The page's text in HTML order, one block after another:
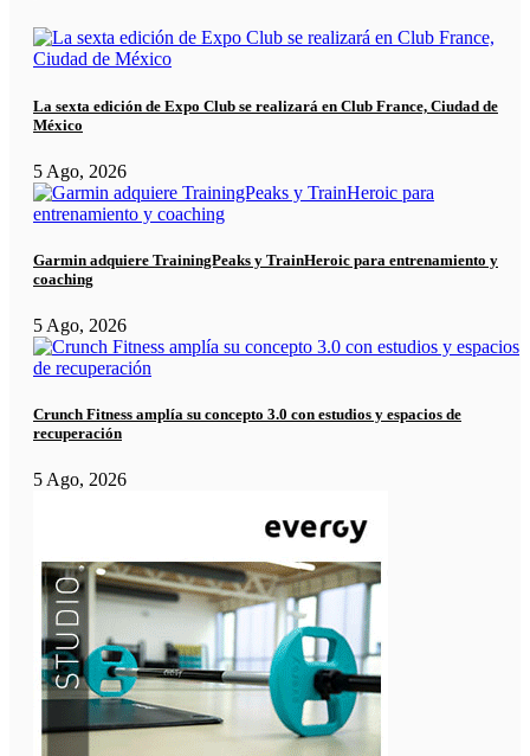
La sexta edición de Expo Club se realizará en Club France, Ciudad de
México
5 Ago, 2026
Garmin adquiere TrainingPeaks y TrainHeroic para entrenamiento y
coaching
5 Ago, 2026
Crunch Fitness amplía su concepto 3.0 con estudios y espacios de
recuperación
5 Ago, 2026